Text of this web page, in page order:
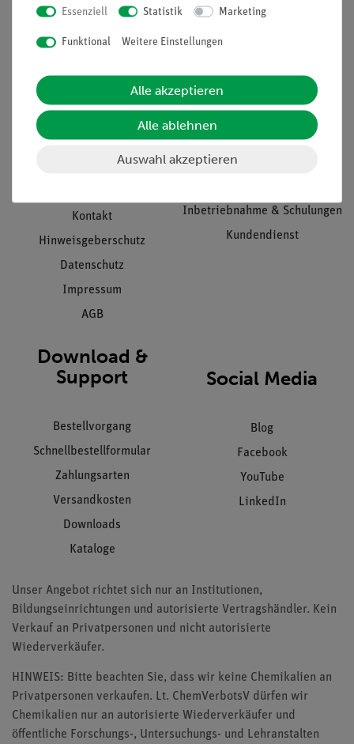
Projekte und Lösungen
Kontakt
Hinweisgeberschutz
Datenschutz
Impressum
AGB
Beratung & Showroom
Inventarisierungs- &
Inbetriebnahme & Schulungen
Kundendienst
Download &
Support
Bestellvorgang
Schnellbestellformular
Zahlungsarten
Versandkosten
Downloads
Kataloge
Social Media
Blog
Facebook
YouTube
LinkedIn
Unser Angebot richtet sich nur an Institutionen,
Bildungseinrichtungen und autorisierte Vertragshändler. Kein
Verkauf an Privatpersonen und nicht autorisierte
Wiederverkäufer.
HINWEIS: Bitte beachten Sie, dass wir keine Chemikalien an
Privatpersonen verkaufen. Lt. ChemVerbotsV dürfen wir
Chemikalien nur an autorisierte Wiederverkäufer und
öffentliche Forschungs-, Untersuchungs- und Lehranstalten
Essenziell Statistik Marketing
Funktional Weitere Einstellungen
Alle akzeptieren
Alle ablehnen
Auswahl akzeptieren